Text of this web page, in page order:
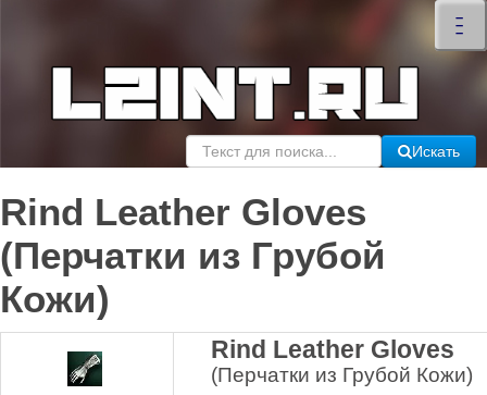
–
–
–
×
Искать
Rind Leather Gloves
(Перчатки из Грубой
Кожи)
Rind Leather Gloves
(Перчатки из Грубой Кожи)